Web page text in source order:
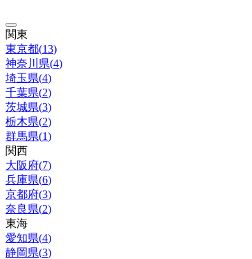
関東
東京都(13)
神奈川県(4)
埼玉県(4)
千葉県(2)
茨城県(3)
栃木県(2)
群馬県(1)
関西
大阪府(7)
兵庫県(6)
京都府(3)
奈良県(2)
東海
愛知県(4)
静岡県(3)